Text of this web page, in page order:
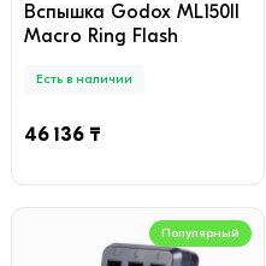
Вспышка Godox ML150II
Macro Ring Flash
Есть в наличии
46 136 ₸
Популярный